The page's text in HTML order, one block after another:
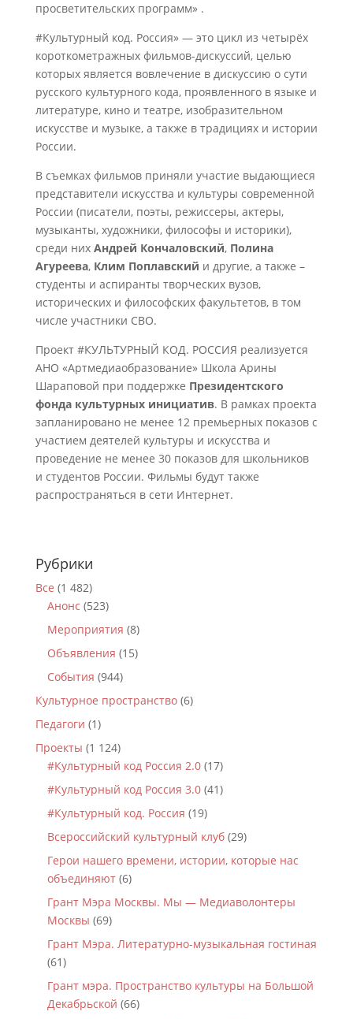
просветительских программ» .
#Культурный код. Россия» — это цикл из четырёх
короткометражных фильмов-дискуссий, целью
которых является вовлечение в дискуссию о сути
русского культурного кода, проявленного в языке и
литературе, кино и театре, изобразительном
искусстве и музыке, а также в традициях и истории
России.
В съемках фильмов приняли участие выдающиеся
представители искусства и культуры современной
России (писатели, поэты, режиссеры, актеры,
музыканты, художники, философы и историки),
среди них Андрей Кончаловский, Полина
Агуреева, Клим Поплавский и другие, а также –
студенты и аспиранты творческих вузов,
исторических и философских факультетов, в том
числе участники СВО.
Проект #КУЛЬТУРНЫЙ КОД. РОССИЯ реализуется
АНО «Артмедиаобразование» Школа Арины
Шараповой при поддержке Президентского
фонда культурных инициатив. В рамках проекта
запланировано не менее 12 премьерных показов с
участием деятелей культуры и искусства и
проведение не менее 30 показов для школьников
и студентов России. Фильмы будут также
распространяться в сети Интернет.
Рубрики
Все (1 482)
Анонс (523)
Мероприятия (8)
Объявления (15)
События (944)
Культурное пространство(6)
Педагоги (1)
Проекты (1 124)
#Культурный код Россия 2.0(17)
#Культурный код Россия 3.0(41)
#Культурный код. Россия (19)
Всероссийский культурный клуб(29)
Герои нашего времени, истории, которые нас
объединяют(6)
Грант Мэра Москвы. Мы — Медиаволонтеры
Москвы (69)
Грант Мэра. Литературно-музыкальная гостиная
(61)
Грант мэра. Пространство культуры на Большой
Декабрьской (66)